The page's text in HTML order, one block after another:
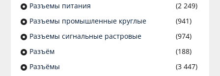
Разъeмы питания
(2 249)
Разъeмы промышленные круглые
(941)
Разъeмы сигнальные растровые
(974)
Разъём
(188)
Разъёмы
(3 447)